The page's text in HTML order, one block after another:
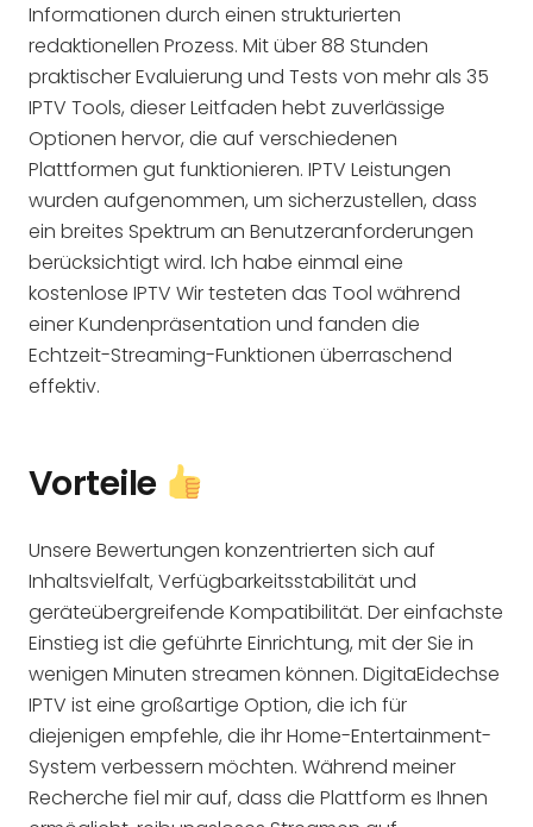
Informationen durch einen strukturierten
redaktionellen Prozess. Mit über 88 Stunden
praktischer Evaluierung und Tests von mehr als 35
IPTV Tools, dieser Leitfaden hebt zuverlässige
Optionen hervor, die auf verschiedenen
Plattformen gut funktionieren. IPTV Leistungen
wurden aufgenommen, um sicherzustellen, dass
ein breites Spektrum an Benutzeranforderungen
berücksichtigt wird. Ich habe einmal eine
kostenlose IPTV Wir testeten das Tool während
einer Kundenpräsentation und fanden die
Echtzeit-Streaming-Funktionen überraschend
effektiv.
Vorteile
Unsere Bewertungen konzentrierten sich auf
Inhaltsvielfalt, Verfügbarkeitsstabilität und
geräteübergreifende Kompatibilität. Der einfachste
Einstieg ist die geführte Einrichtung, mit der Sie in
wenigen Minuten streamen können. DigitaEidechse
IPTV ist eine großartige Option, die ich für
diejenigen empfehle, die ihr Home-Entertainment-
System verbessern möchten. Während meiner
Recherche fiel mir auf, dass die Plattform es Ihnen